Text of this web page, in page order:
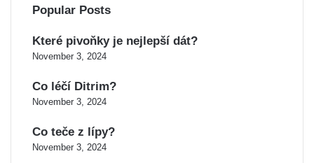
Popular Posts
Které pivoňky je nejlepší dát?
November 3, 2024
Co léčí Ditrim?
November 3, 2024
Co teče z lípy?
November 3, 2024